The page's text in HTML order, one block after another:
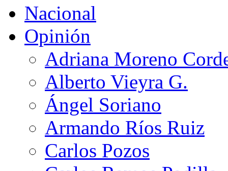
Nacional
Opinión
Adriana Moreno
Alberto Vieyra G.
Ángel Soriano
Armando Ríos Ruiz
Carlos Pozos